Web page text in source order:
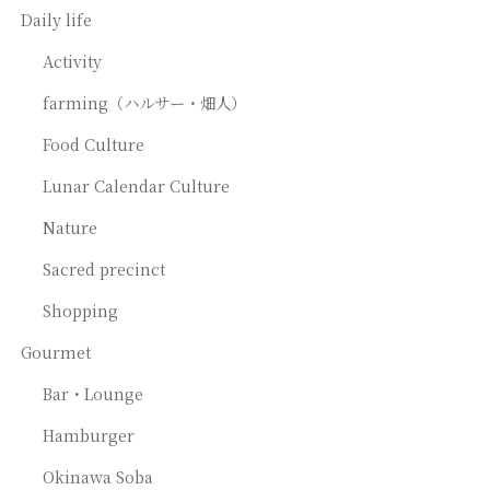
Daily life
Activity
farming（ハルサー・畑人）
Food Culture
Lunar Calendar Culture
Nature
Sacred precinct
Shopping
Gourmet
Bar・Lounge
Hamburger
Okinawa Soba